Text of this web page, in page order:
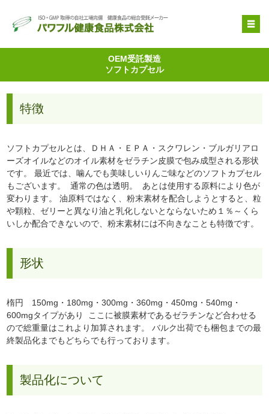
OEM受託製造
企業情報
OEM受託製造
ソフトカプセル
特徴
ソフトカプセルとは、ＤＨＡ・ＥＰＡ・スクワレン・ブルガリアロ
ーズオイルなどのオイル素材をゼラチン皮膜で包み成型される形状
です。 最近では、噛んでも美味しいりんご味などのソフトカプセル
もございます。 通常の色は透明。 あとは使用する原料により色が
変わります。 油原料ではなく、粉末素材を配合しようとすると、粒
や顆粒、ゼリーと異なり油と乳化しないとならないため１％～くら
いしか配合できないので、粉末素材には不向きなことも特徴です。
形状
楕円 150mg・180mg・300mg・360mg・450mg・540mg・
600mgタイプがあり ここに被膜素材であるゼラチンなど合わせる
ので総重量はこれより加算されます。 バルク出荷でも梱包までの最
終製品化までもどちらでも行っております。
製品化について